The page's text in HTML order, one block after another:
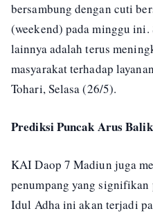
bersambung dengan cuti
(weekend) pada minggu
lainnya adalah terus
masyarakat terhadap
Tohari, Selasa (26/5).
Prediksi Puncak Arus Balik
KAI Daop 7 Madiun juga
penumpang yang
Idul Adha ini akan terjadi